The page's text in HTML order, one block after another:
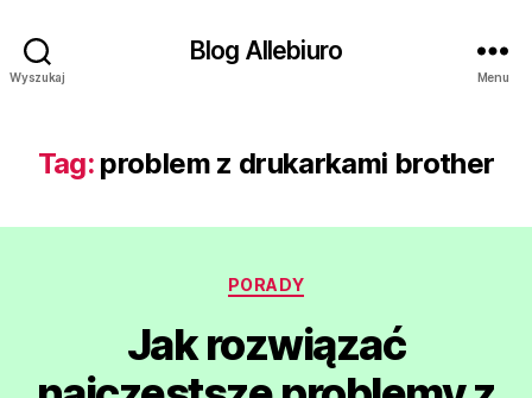
Wyszukaj
Blog Allebiuro
Menu
Tag: problem z drukarkami brother
Kategorie
PORADY
Jak rozwiązać